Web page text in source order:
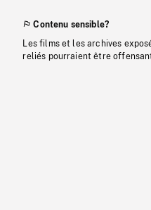
Contenu sensible?
Les films et les archives
reliés pourraient être